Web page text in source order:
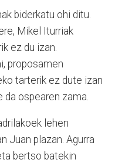
biderkatu ohi ditu.
Mikel Iturriak
ez du izan.
proposamen
tarterik ez dute izan
da ospearen zama.
lehen
Juan plazan. Agurra
bertso batekin